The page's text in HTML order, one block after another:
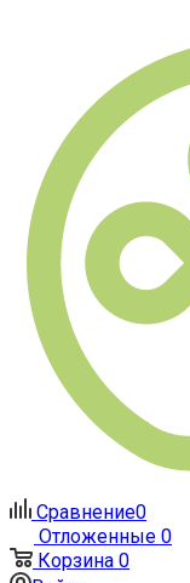
Сравнение0
Отложенные 0
Корзина 0